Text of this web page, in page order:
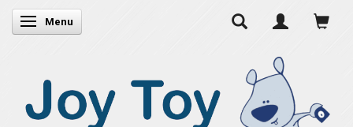
Skifte navigation
Menu